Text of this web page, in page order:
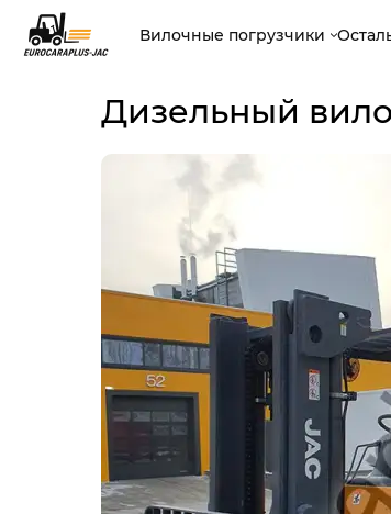
Вилочные погрузчики
Дизельный